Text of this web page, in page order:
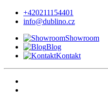
+420211154401
info@dublino.cz
Showroom
Blog
Kontakt